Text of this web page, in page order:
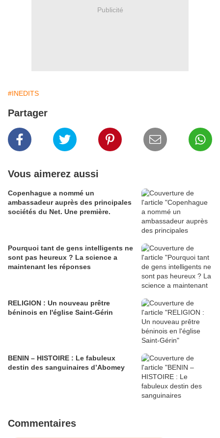
Publicité
#INEDITS
Partager
Vous aimerez aussi
Copenhague a nommé un
ambassadeur auprès des principales
sociétés du Net. Une première.
Pourquoi tant de gens intelligents ne
sont pas heureux ? La science a
maintenant les réponses
RELIGION : Un nouveau prêtre
béninois en l'église Saint-Gérin
BENIN – HISTOIRE : Le fabuleux
destin des sanguinaires d’Abomey
Commentaires